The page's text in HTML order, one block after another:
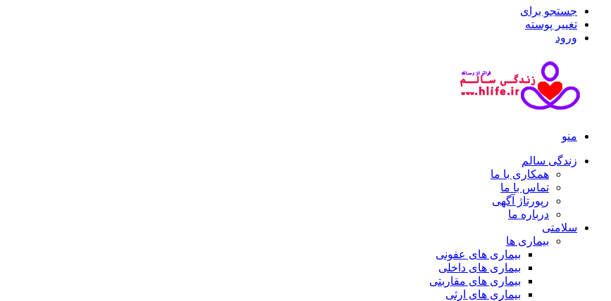
جستجو برای
تغییر پوسته
ورود
منو
زندگی سالم
همکاری با ما
تماس با ما
رپورتاژ آگهی
درباره ما
سلامتی
بیماری ها
بیماری های عفونی
بیماری های داخلی
بیماری های مقاربتی
بیماری های ارثی